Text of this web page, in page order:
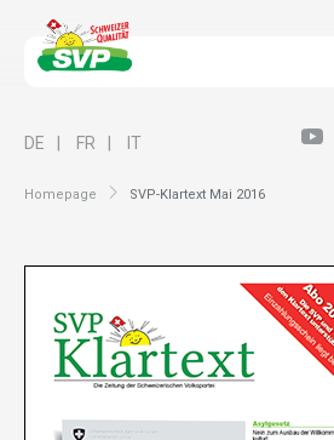
Homepage SVP-Klartext Mai 2016
DE FR IT